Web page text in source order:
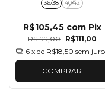
36/38 40/42
R$199,00 R$111,00
R$105,45 com Pix
6 x de R$18,50 sem
COMPRAR